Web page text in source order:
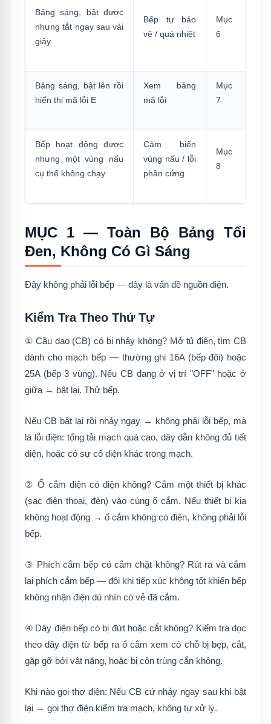
Bảng sáng, bật được
nhưng tắt ngay sau vài
giây
Bếp tự bảo
vệ / quá nhiệt
Mục
6
Bảng sáng, bật lên rồi
hiển thị mã lỗi E
Xem bảng
mã lỗi
Mục
7
Bếp hoạt động được
nhưng một vùng nấu
cụ thể không chạy
Cảm biến
vùng nấu / lỗi
phần cứng
Mục
8
MỤC 1 — Toàn Bộ Bảng Tối
Đen, Không Có Gì Sáng
Đây không phải lỗi bếp — đây là vấn đề nguồn điện.
Kiểm Tra Theo Thứ Tự
① Cầu dao (CB) có bị nhảy không? Mở tủ điện, tìm CB
dành cho mạch bếp — thường ghi 16A (bếp đôi) hoặc
25A (bếp 3 vùng). Nếu CB đang ở vị trí "OFF" hoặc ở
giữa → bật lại. Thử bếp.
Nếu CB bật lại rồi nhảy ngay → không phải lỗi bếp, mà
là lỗi điện: tổng tải mạch quá cao, dây dẫn không đủ tiết
diện, hoặc có sự cố điện khác trong mạch.
② Ổ cắm điện có điện không? Cắm một thiết bị khác
(sạc điện thoại, đèn) vào cùng ổ cắm. Nếu thiết bị kia
không hoạt động → ổ cắm không có điện, không phải lỗi
bếp.
③ Phích cắm bếp có cắm chặt không? Rút ra và cắm
lại phích cắm bếp — đôi khi tiếp xúc không tốt khiến bếp
không nhận điện dù nhìn có vẻ đã cắm.
④ Dây điện bếp có bị đứt hoặc cắt không? Kiểm tra dọc
theo dây điện từ bếp ra ổ cắm xem có chỗ bị bẹp, cắt,
gặp gỡ bởi vật nặng, hoặc bị côn trùng cắn không.
Khi nào gọi thợ điện: Nếu CB cứ nhảy ngay sau khi bật
lại → gọi thợ điện kiểm tra mạch, không tự xử lý.